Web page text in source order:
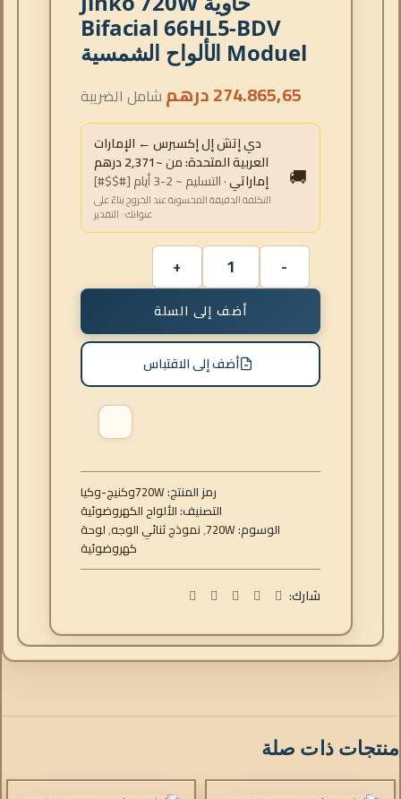
Bifacial 66HL5-BDV
Moduel الألواح الشمسية
274.865,65درهم شامل الضريبة
🚚
دي إتش إل إكسبرس ← الإمارات
العربية المتحدة:من
~2,371 درهم
إماراتي· التسليم ~ 2-3 أيام [#$$#]
التكلفة الدقيقة المحسوبة عند الخروج بناءً على
عنوانك · التقدير
أضف إلى السلة
أضف إلى الاقتباس
رمز المنتج:ايكو-جينكو720W
التصنيف:الألواح الكهروضوئية
الوسوم:720W
,نموذج ثنائي الوجه,لوحة
كهروضوئية
شارك:
منتجات ذات صلة